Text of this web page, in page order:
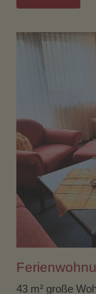
43 m² große